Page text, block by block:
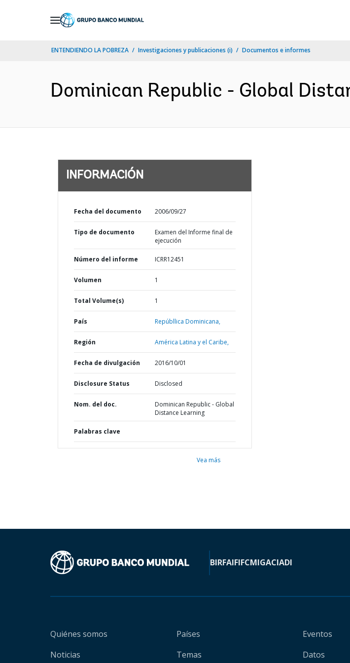
ENTENDIENDO LA POBREZA Investigaciones y publicaciones (i) Documentos e informes
Dominican Republic - Global
INFORMACIÓN
Fecha del documento 2006/09/27
Tipo de documento
Examen del Informe final de
ejecución
Número del informe ICRR12451
Volumen 1
Total Volume(s) 1
País Repúbllica Dominicana,
Región América Latina y el Caribe,
Fecha de divulgación 2016/10/01
Disclosure Status Disclosed
Nom. del doc.
Dominican Republic - Global
Distance Learning
Palabras clave
Vea más
BIRFAIFIFCMIGACIADI
Quiénes somos
Noticias
Países
Temas
Eventos
Datos